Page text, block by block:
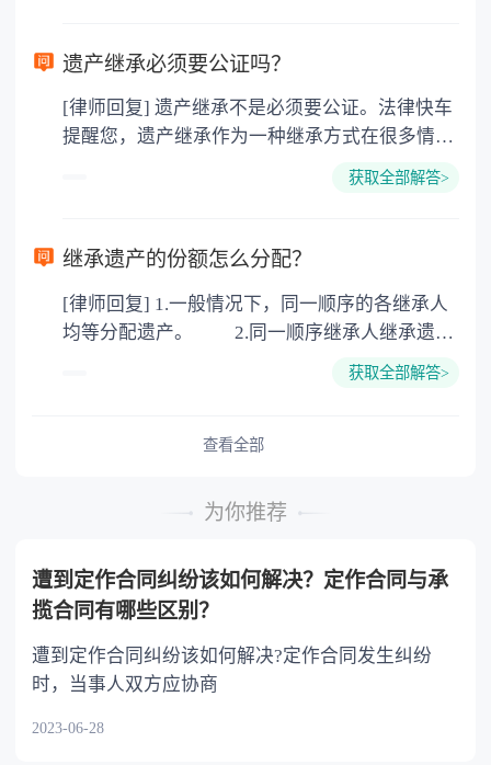
要缴纳公证费，具体如下： 1. 公证费：按房
3. 印花税：按房屋评估价的0.05%缴纳 4. 土
地增值税：按房价1%缴纳 5. 房屋产权登记费：
遗产继承必须要公证吗？
[律师回复] 遗产继承不是必须要公证。法律快车
提醒您，遗产继承作为一种继承方式在很多情况
下都是不需要公证的，当然，如果需要公正的也
以防对财产继承发生纠纷，可以对遗产继承进行
公证。
获取全部解答>
继承遗产的份额怎么分配？
[律师回复] 1.一般情况下，同一顺序的各继承人
均等分配遗产。 2.同一顺序继承人继承遗产
或者与被继承人共同生活的继承人，分配遗产
的继承人，不尽扶养义务的，分配遗产时，应当
获取全部解答>
查看全部
为你推荐
遭到定作合同纠纷该如何解决？定作合同与承
揽合同有哪些区别？
遭到定作合同纠纷该如何解决?定作合同发生纠纷
时，当事人双方应协商
2023-06-28